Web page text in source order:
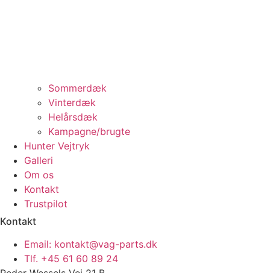
Sommerdæk
Vinterdæk
Helårsdæk
Kampagne/brugte
Hunter Vejtryk
Galleri
Om os
Kontakt
Trustpilot
Kontakt
Email: kontakt@vag-parts.dk
Tlf. +45 61 60 89 24